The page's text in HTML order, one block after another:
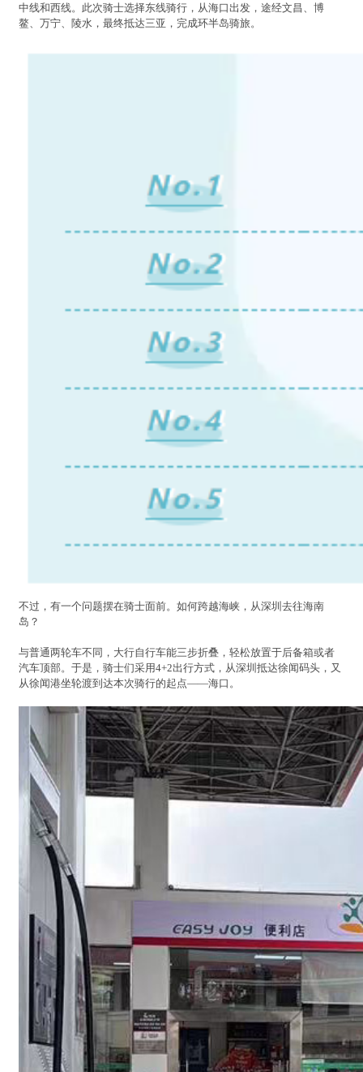
中线和西线。此次骑士选择东线骑行，从海口出发，途经文昌、博
鳌、万宁、陵水，最终抵达三亚，完成环半岛骑旅。
不过，有一个问题摆在骑士面前。如何跨越海峡，从深圳去往海南
岛？
与普通两轮车不同，大行自行车能三步折叠，轻松放置于后备箱或者
汽车顶部。于是，骑士们采用4+2出行方式，从深圳抵达徐闻码头，又
从徐闻港坐轮渡到达本次骑行的起点——海口。